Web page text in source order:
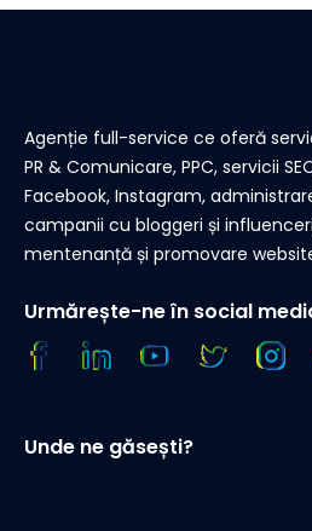
Agenție full-service ce oferă
PR & Comunicare, PPC, servicii
Facebook, Instagram,
campanii cu bloggeri și
mentenanță și promovare
Urmărește-ne în social
Unde ne găsești?